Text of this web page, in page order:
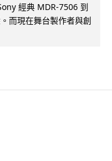
經典 MDR-7506 到
而現在舞台製作者與創